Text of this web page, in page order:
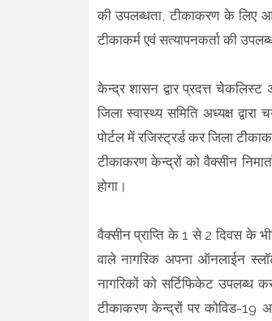
की उपलब्धता, टीकाकरण के लिए आने
टीकाकर्म एवं सत्यापनकर्ता की
केन्द्र शासन द्वार प्रदत्त चेकलिस्ट
जिला स्वास्थ्य समिति अध्यक्ष
पोर्टल में रजिस्ट्रर्ड कर जिला
टीकाकरण केन्द्रों को वैक्सीन
होगा।
वैक्सीन प्राप्ति के 1 से 2 दिवस के
वाले नागरिक अपना ऑनलाईन
नागरिकों को सर्टिफिकेट उपलब्ध
टीकाकरण केन्द्रों पर कोविड-19